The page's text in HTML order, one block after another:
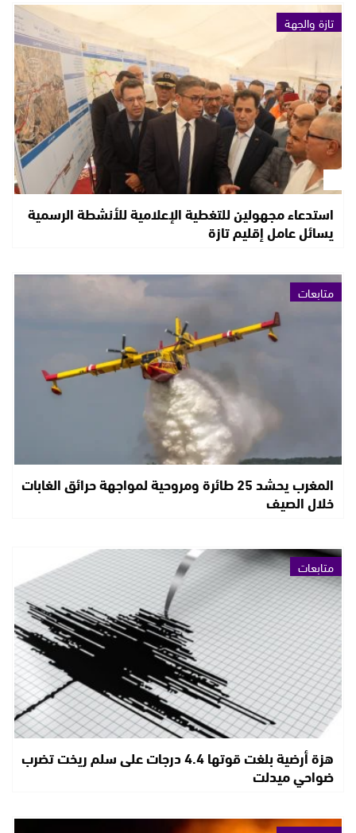
تازة والجهة
استدعاء مجهولين للتغطية الإعلامية للأنشطة الرسمية
يسائل عامل إقليم تازة
متابعات
المغرب يحشد 25 طائرة ومروحية لمواجهة حرائق الغابات
خلال الصيف
متابعات
هزة أرضية بلغت قوتها 4.4 درجات على سلم ريخت تضرب
ضواحي ميدلت